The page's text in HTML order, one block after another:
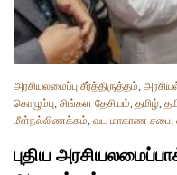
அரசியலமைப்பு சீர்த்திருத்தம்,
கொழும்பு, சிங்கள தேசியம், தமிழ்,
மீள்நல்லிணக்கம், வட மாகாண சபை,
புதிய